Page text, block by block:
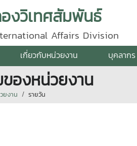
งวิเทศสัมพันธ์
Affairs Division
เกี่ยวกับหน่วยงาน บุคลากร
องหน่วยงาน
ยงาน รายวัน